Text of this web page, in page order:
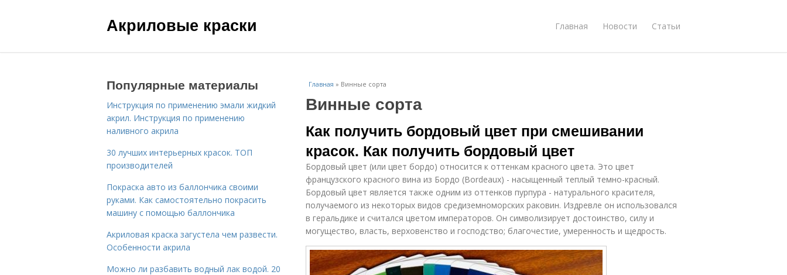
Акриловые краски Главная Новости Статьи
Главная » Винные сорта
Винные сорта
Как получить бордовый цвет при смешивании
красок. Как получить бордовый цвет
Бордовый цвет (или цвет бордо) относится к оттенкам красного цвета. Это цвет
французского красного вина из Бордо (Bordeaux) - насыщенный теплый темно-красный.
Бордовый цвет является также одним из оттенков пурпура - натурального красителя,
получаемого из некоторых видов средиземноморских раковин. Издревле он использовался
в геральдике и считался цветом императоров. Он символизирует достоинство, силу и
могущество, власть, верховенство и господство; благочестие, умеренность и щедрость.
Популярные материалы
Инструкция по применению эмали жидкий
акрил. Инструкция по применению
наливного акрила
30 лучших интерьерных красок. ТОП
производителей
Покраска авто из баллончика своими
руками. Как самостоятельно покрасить
машину с помощью баллончика
Акриловая краска загустела чем развести.
Особенности акрила
Можно ли разбавить водный лак водой. 20